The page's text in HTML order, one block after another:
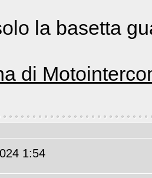
la basetta
di
1:54